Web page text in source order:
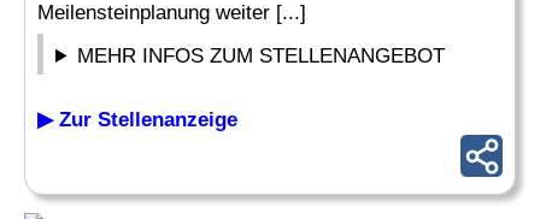
Meilensteinplanung weiter [...]
MEHR INFOS ZUM STELLENANGEBOT
▶ Zur Stellenanzeige